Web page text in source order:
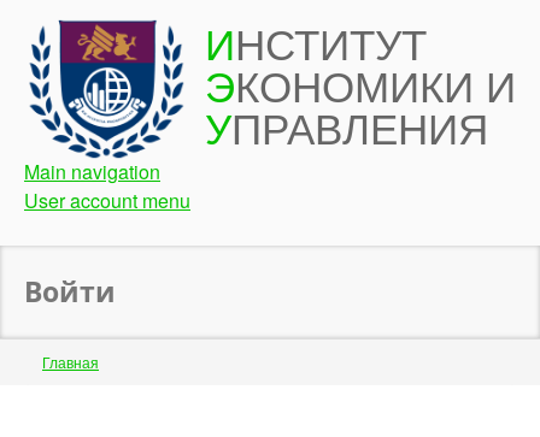
Перейти
основному
содержанию
ИНСТИТУТ
ЭКОНОМИКИ И
УПРАВЛЕНИЯ
Main navigation
User account menu
Войти
Строка
Главная